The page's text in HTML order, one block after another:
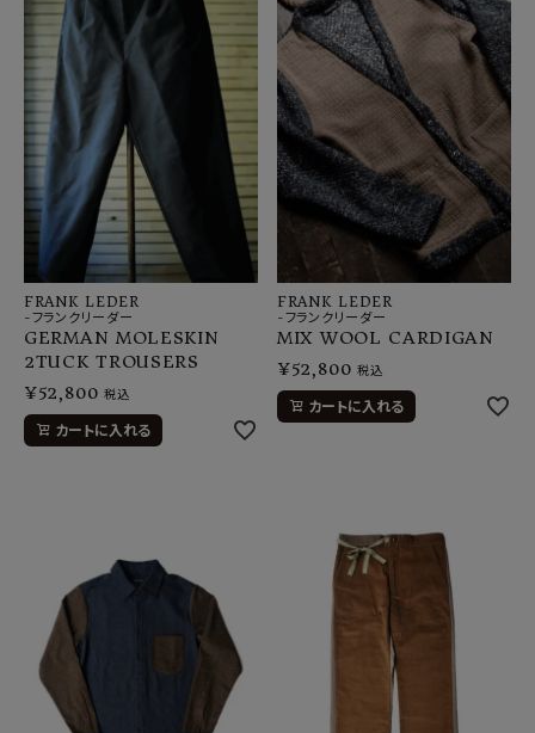
お問い合わせ
OFFICIAL WEB SITE
ACCOUNT MENU
ようこそ ゲスト 様
meeting_room ログイン 会員登録
FRANK LEDER
-フランクリーダー
GERMAN MOLESKIN
2TUCK TROUSERS
¥52,800 税込
カートに入れる
FRANK LEDER
-フランクリーダー
MIX WOOL CARDIGAN
¥52,800 税込
カートに入れる